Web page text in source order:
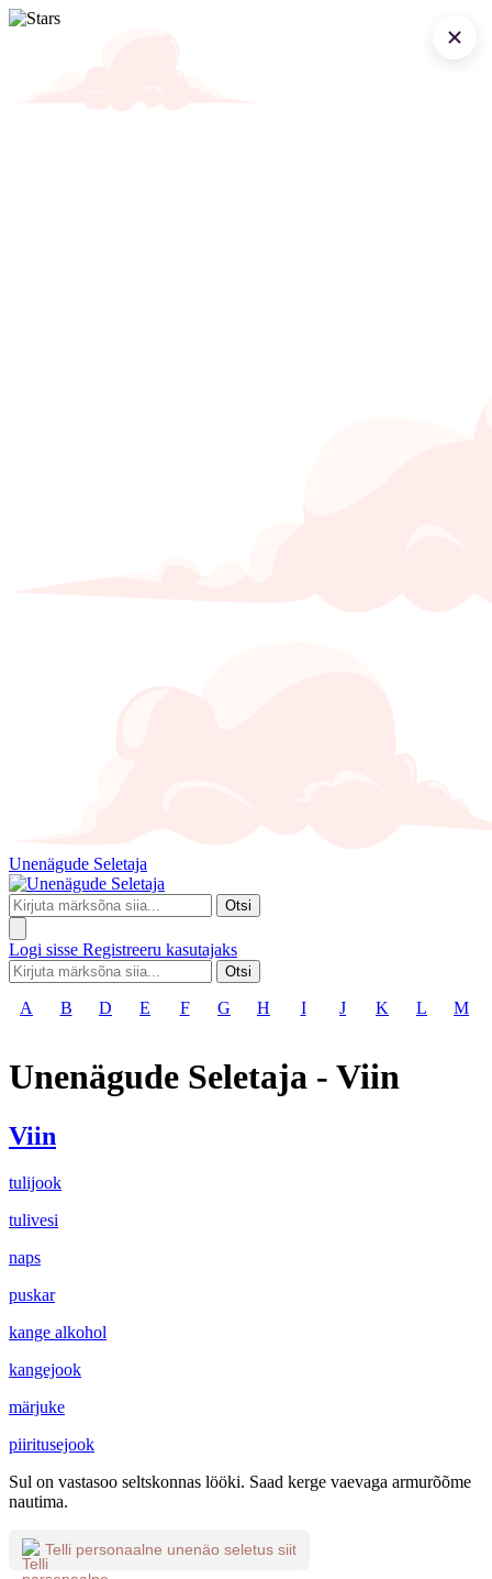
Unenägude Seletaja
Otsi
Logi sisse Registreeru kasutajaks
Otsi
A B D E F G H I J K L M
Unenägude Seletaja - Viin
Viin
tulijook
tulivesi
naps
puskar
kange alkohol
kangejook
märjuke
piiritusejook
Sul on vastasoo seltskonnas lööki. Saad kerge vaevaga armurõõme
nautima.
Telli personaalne unenäo seletus siit